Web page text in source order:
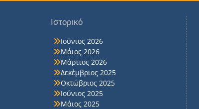
Ιστορικό
Ιούνιος 2026
Μάιος 2026
Μάρτιος 2026
Δεκέμβριος 2025
Οκτώβριος 2025
Ιούνιος 2025
Μάιος 2025